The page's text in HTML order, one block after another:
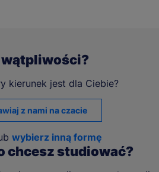
wątpliwości?
kierunek jest dla Ciebie?
z nami na czacie
wybierz inną formę
chcesz studiować?